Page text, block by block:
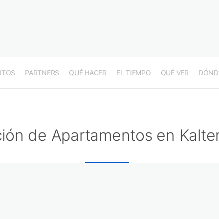
PARTNERS QUÉ HACER EL TIEMPO QUÉ VER
de Apartamentos en